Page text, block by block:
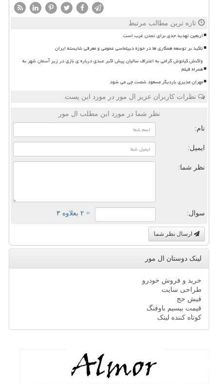
تازه ترین مطالب مرتبط
اربعین تهدید جدی برای تمدن غرب است
تاکید بر توسعه همکاری ها در حوزه دیپلماسی عمومی و معرفی شایسته ایران
واکنش کیانوش گرامی به اعتراف سالیان پیش اکبر عبدی درباره ی بازی در زیر آسمان شهر به
همراه فیلم
مهران مدیری باردیگر مسعود شصت چی می شود
نظرات کاربران عزیز ال مور در مورد این پست
نظر شما در مورد این مطلب ال مور
نام:
ایمیل:
نظر شما:
سوال: = ۲ بعلاوه ۳
ارسال نظر شما
لینک دوستان ال مور
خرید و فروش خودرو
طراحی سایت
فیش حج
قیمت بیسیم باوفنگ
کوتاه کننده لینک